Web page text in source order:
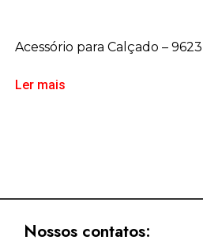
Acessório para Calçado – 9623
Ler mais
Nossos contatos: